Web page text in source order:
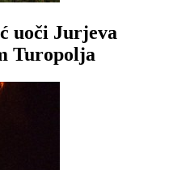
uoči Jurjeva
Turopolja